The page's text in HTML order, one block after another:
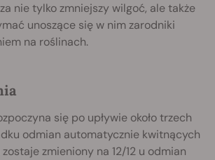
nie tylko zmniejszy wilgoć, ale także
unoszące się w nim zarodniki
na roślinach.
się po upływie około trzech
odmian automatycznie kwitnących
zmieniony na 12/12 u odmian